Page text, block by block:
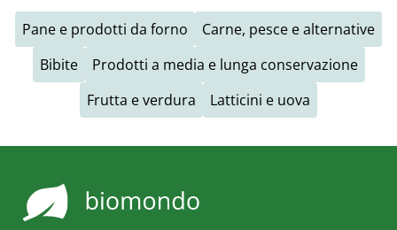
Pane e prodotti da forno
Carne, pesce e alternative
Bibite
Prodotti a media e lunga conservazione
Frutta e verdura
Latticini e uova